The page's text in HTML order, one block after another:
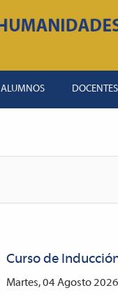
ALUMNOS DOCENTES
Curso de
Martes, 04 Agosto 2026